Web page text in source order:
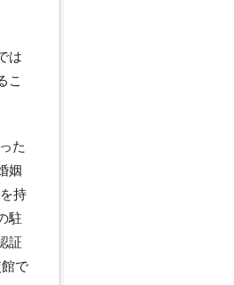
は
こ
た
姻
持
駐
証
で